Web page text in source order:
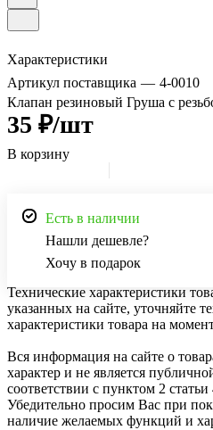
Характеристики
Артикул поставщика — 4-0010
Клапан резиновый Груша с
35 ₽/шт
В корзину
Есть в наличии
Нашли дешевле?
Хочу в подарок
Технические характеристики
указанных на сайте, уточняйте
характеристики товара на
Вся информация на сайте о
характер и не является
соответствии с пунктом 2
Убедительно просим Вас при
наличие желаемых функций и